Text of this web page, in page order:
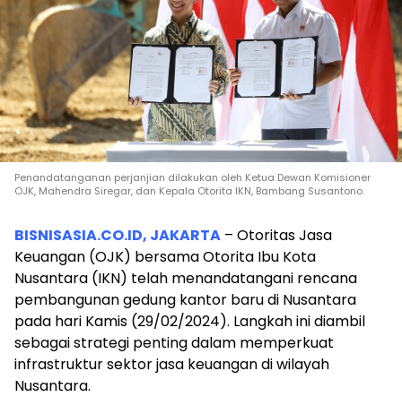
Penandatanganan perjanjian dilakukan oleh Ketua Dewan Komisioner
OJK, Mahendra Siregar, dan Kepala Otorita IKN, Bambang Susantono.
BISNISASIA.CO.ID, JAKARTA – Otoritas Jasa
Keuangan (OJK) bersama Otorita Ibu Kota
Nusantara (IKN) telah menandatangani rencana
pembangunan gedung kantor baru di Nusantara
pada hari Kamis (29/02/2024). Langkah ini diambil
sebagai strategi penting dalam memperkuat
infrastruktur sektor jasa keuangan di wilayah
Nusantara.